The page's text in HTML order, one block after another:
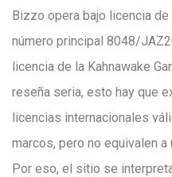
Bizzo opera bajo licencia de
número principal 8048/
licencia de la Kahnawake
reseña seria, esto hay que
licencias internacionales
marcos, pero no equivalen a
Por eso, el sitio se